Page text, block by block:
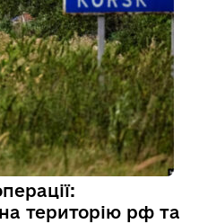
територію рф та